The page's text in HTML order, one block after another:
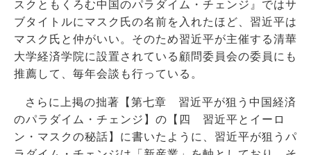
スクともくろむ中国のパラダイム・チェンジ』ではサ
ブタイトルにマスク氏の名前を入れたほど、習近平は
マスク氏と仲がいい。そのため習近平が主催する清華
大学経済学院に設置されている顧問委員会の委員にも
推薦して、毎年会談も行っている。
さらに上掲の拙著【第七章 習近平が狙う中国経済
のパラダイム・チェンジ】の【四 習近平とイーロ
ン・マスクの秘話】に書いたように、習近平が狙うパ